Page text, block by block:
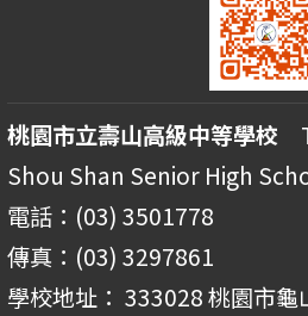
桃園市立壽山高級中等學校
Shou Shan Senior High
電話：(03) 3501778
傳真：(03) 3297861
學校地址： 333028 桃園市龜